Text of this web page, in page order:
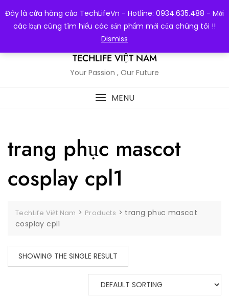
Đây là cửa hàng của TechLifeVn - Hotline: 0934.635.488 - Mời
các bạn cùng tìm hiểu các sản phẩm mới của chúng tôi !!
Dismiss
to
content
TECHLIFE VIỆT NAM
Your Passion , Our Future
MENU
trang phục mascot
cosplay cpl1
TechLife Việt Nam > Products > trang phục mascot
cosplay cpl1
SHOWING THE SINGLE RESULT